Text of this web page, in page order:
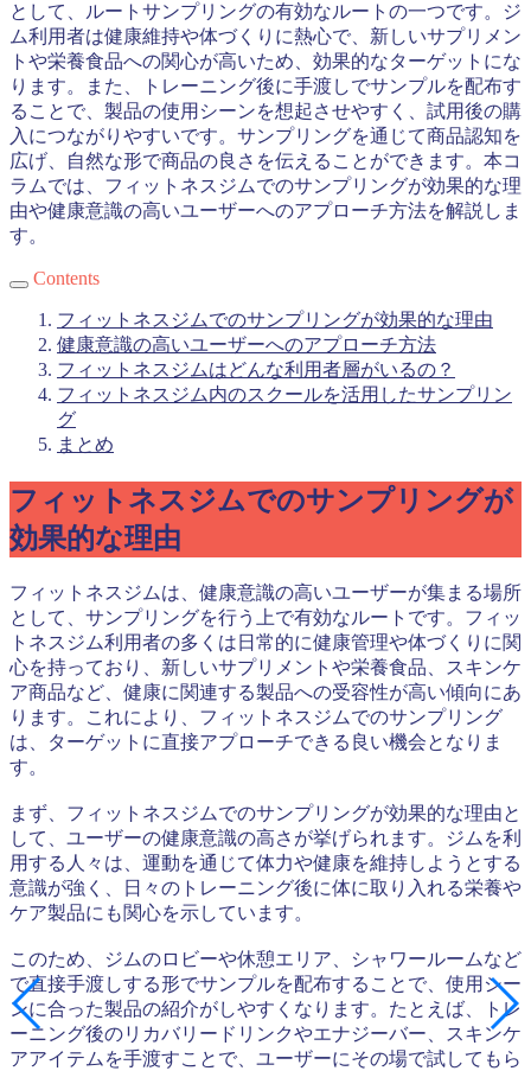
として、ルートサンプリングの有効なルートの一つです。ジ
ム利用者は健康維持や体づくりに熱心で、新しいサプリメン
トや栄養食品への関心が高いため、効果的なターゲットにな
ります。また、トレーニング後に手渡しでサンプルを配布す
ることで、製品の使用シーンを想起させやすく、試用後の購
入につながりやすいです。サンプリングを通じて商品認知を
広げ、自然な形で商品の良さを伝えることができます。本コ
ラムでは、フィットネスジムでのサンプリングが効果的な理
由や健康意識の高いユーザーへのアプローチ方法を解説しま
す。
Contents
フィットネスジムでのサンプリングが効果的な理由
健康意識の高いユーザーへのアプローチ方法
フィットネスジムはどんな利用者層がいるの？
フィットネスジム内のスクールを活用したサンプリン
グ
まとめ
フィットネスジムでのサンプリングが
効果的な理由
フィットネスジムは、健康意識の高いユーザーが集まる場所
として、サンプリングを行う上で有効なルートです。フィッ
トネスジム利用者の多くは日常的に健康管理や体づくりに関
心を持っており、新しいサプリメントや栄養食品、スキンケ
ア商品など、健康に関連する製品への受容性が高い傾向にあ
ります。これにより、フィットネスジムでのサンプリング
は、ターゲットに直接アプローチできる良い機会となりま
す。
まず、フィットネスジムでのサンプリングが効果的な理由と
して、ユーザーの健康意識の高さが挙げられます。ジムを利
用する人々は、運動を通じて体力や健康を維持しようとする
意識が強く、日々のトレーニング後に体に取り入れる栄養や
ケア製品にも関心を示しています。
このため、ジムのロビーや休憩エリア、シャワールームなど
で直接手渡しする形でサンプルを配布することで、使用シー
ンに合った製品の紹介がしやすくなります。たとえば、トレ
ーニング後のリカバリードリンクやエナジーバー、スキンケ
アアイテムを手渡すことで、ユーザーにその場で試してもら